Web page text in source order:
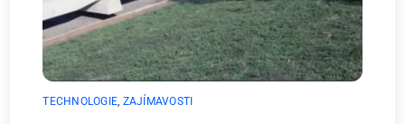
TECHNOLOGIE, ZAJÍMAVOSTI